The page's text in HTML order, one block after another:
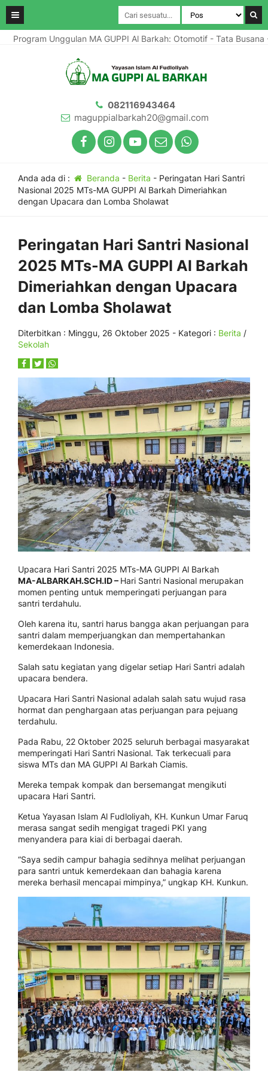
Program Unggulan MA GUPPI Al Barkah: Otomotif - Tata Busana -
082116943464
maguppialbarkah20@gmail.com
Anda ada di : Beranda - Berita - Peringatan Hari Santri
Nasional 2025 MTs-MA GUPPI Al Barkah Dimeriahkan
dengan Upacara dan Lomba Sholawat
Peringatan Hari Santri Nasional
2025 MTs-MA GUPPI Al Barkah
Dimeriahkan dengan Upacara
dan Lomba Sholawat
Diterbitkan : Minggu, 26 Oktober 2025 - Kategori : Berita /
Sekolah
Upacara Hari Santri 2025 MTs-MA GUPPI Al Barkah
MA-ALBARKAH.SCH.ID – Hari Santri Nasional merupakan
momen penting untuk memperingati perjuangan para
santri terdahulu.
Oleh karena itu, santri harus bangga akan perjuangan para
santri dalam memperjuangkan dan mempertahankan
kemerdekaan Indonesia.
Salah satu kegiatan yang digelar setiap Hari Santri adalah
upacara bendera.
Upacara Hari Santri Nasional adalah salah satu wujud rasa
hormat dan penghargaan atas perjuangan para pejuang
terdahulu.
Pada Rabu, 22 Oktober 2025 seluruh berbagai masyarakat
memperingati Hari Santri Nasional. Tak terkecuali para
siswa MTs dan MA GUPPI Al Barkah Ciamis.
Mereka tempak kompak dan bersemangat mengikuti
upacara Hari Santri.
Ketua Yayasan Islam Al Fudloliyah, KH. Kunkun Umar Faruq
merasa sangat sedih mengigat tragedi PKI yang
menyandera para kiai di berbagai daerah.
“Saya sedih campur bahagia sedihnya melihat perjuangan
para santri untuk kemerdekaan dan bahagia karena
mereka berhasil mencapai mimpinya,” ungkap KH. Kunkun.